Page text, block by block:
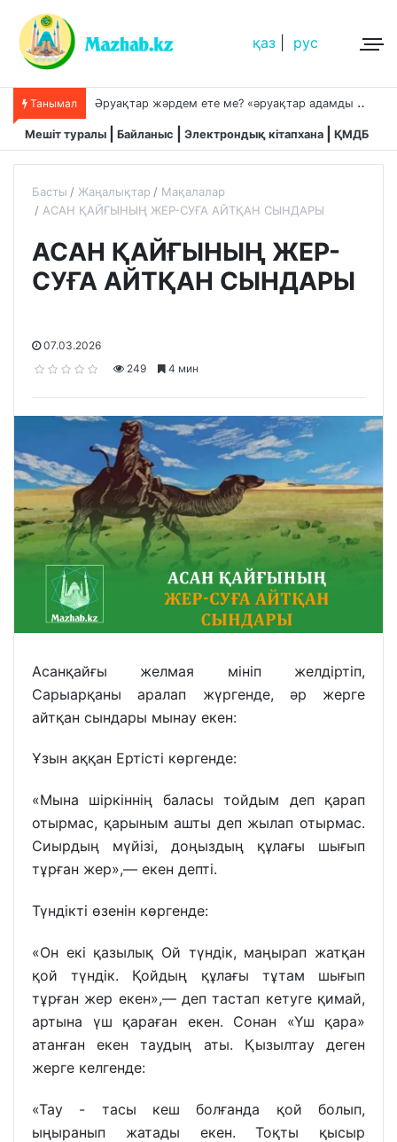
қаз рус
Танымал Ә
руақтар жәрдем ете ме? «әруақтар адамды қорғап жүреді»,-дейді сол рас па?
Мешіт туралы Байланыс Электрондық кітапхана ҚМДБ
Басты Жаңалықтар
Мақалалар
АСАН ҚАЙҒЫНЫҢ ЖЕР-СУҒА АЙТҚАН СЫНДАРЫ
АСАН ҚАЙҒЫНЫҢ ЖЕР-
СУҒА АЙТҚАН СЫНДАРЫ
07.03.2026
249
4 мин
Асанқайғы желмая мініп желдіртіп,
Сарыарқаны аралап жүргенде, әр жерге
айтқан сындары мынау екен:
Ұзын аққан Ертісті көргенде:
«Мына шіркіннің баласы тойдым деп қарап
отырмас, қарыным ашты деп жылап отырмас.
Сиырдың мүйізі, доңыздың құлағы шығып
тұрған жер»,— екен депті.
Түндікті өзенін көргенде:
«Он екі қазылық Ой түндік, маңырап жатқан
қой түндік. Қойдың құлағы тұтам шығып
тұрған жер екен»,— деп тастап кетуге қимай,
артына үш қараған екен. Сонан «Үш қара»
атанған екен таудың аты. Қызылтау деген
жерге келгенде:
«Тау - тасы кеш болғанда қой болып,
ыңыранып жатады екен. Тоқты қысыр